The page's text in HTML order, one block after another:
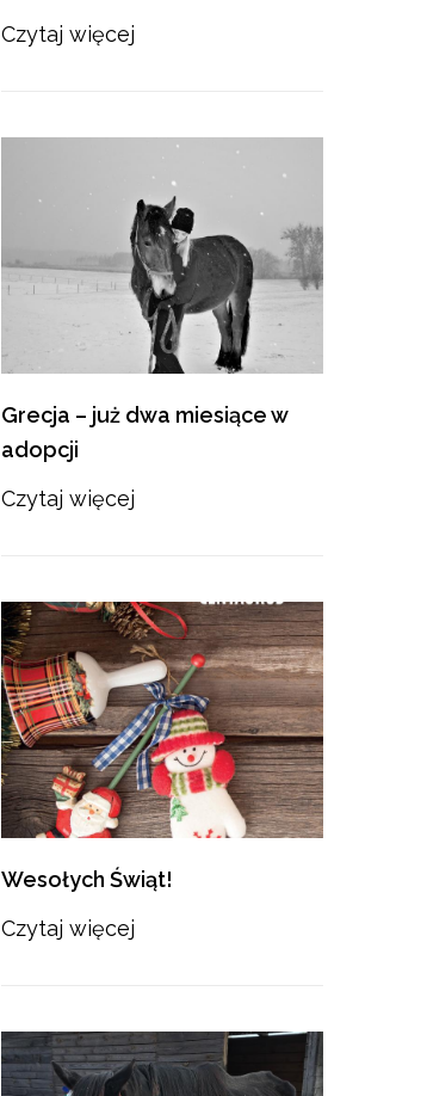
Czytaj więcej
Grecja – już dwa miesiące w
adopcji
Czytaj więcej
Wesołych Świąt!
Czytaj więcej